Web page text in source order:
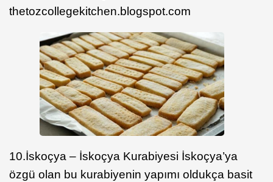
thetozcollegekitchen.blogspot.com
10.İskoçya – İskoçya Kurabiyesi İskoçya’ya
özgü olan bu kurabiyenin yapımı oldukça basit